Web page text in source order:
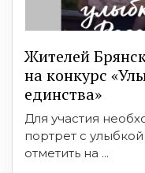
Жителей
на конкурс
единства»
Для участия
портрет с
отметить на ...